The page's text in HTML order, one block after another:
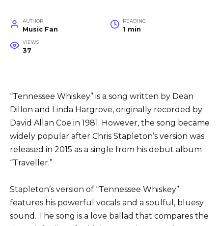
AUTHOR
Music Fan
READING
1 min
VIEWS
37
“Tennessee Whiskey” is a song written by Dean
Dillon and Linda Hargrove, originally recorded by
David Allan Coe in 1981. However, the song became
widely popular after Chris Stapleton’s version was
released in 2015 as a single from his debut album
“Traveller.”
Stapleton’s version of “Tennessee Whiskey”
features his powerful vocals and a soulful, bluesy
sound. The song is a love ballad that compares the